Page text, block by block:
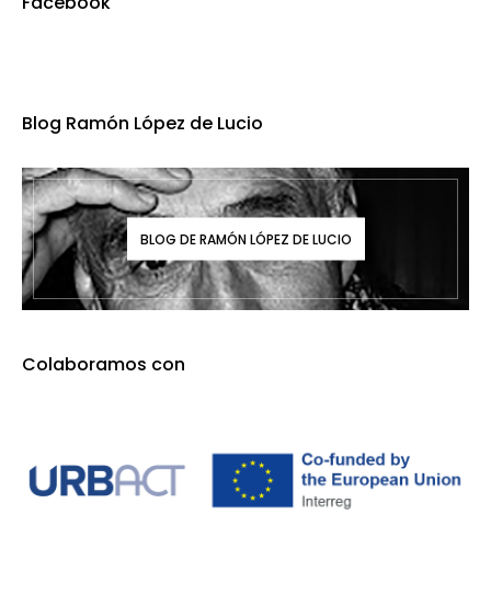
Blog Ramón López de Lucio
BLOG DE RAMÓN LÓPEZ DE LUCIO
Colaboramos con